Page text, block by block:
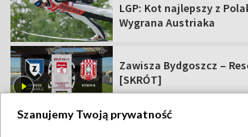
LGP: Kot najlepszy z
Wygrana Austriaka
Zawisza Bydgoszcz –
[SKRÓT]
Szanujemy Twoją prywatność